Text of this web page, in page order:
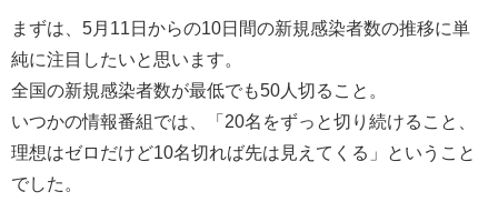
まずは、5月11日からの10日間の新規感染者数の推移に単
純に注目したいと思います。
全国の新規感染者数が最低でも50人切ること。
いつかの情報番組では、「20名をずっと切り続けること、
理想はゼロだけど10名切れば先は見えてくる」ということ
でした。